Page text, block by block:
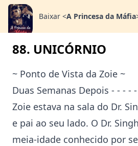
Baixar <A Princesa da Máfia
88. UNICÓRNIO
~ Ponto de Vista da Zoie ~
Duas Semanas Depois - - - - -
Zoie estava na sala do Dr.
e pai ao seu lado. O Dr.
meia-idade conhecido por